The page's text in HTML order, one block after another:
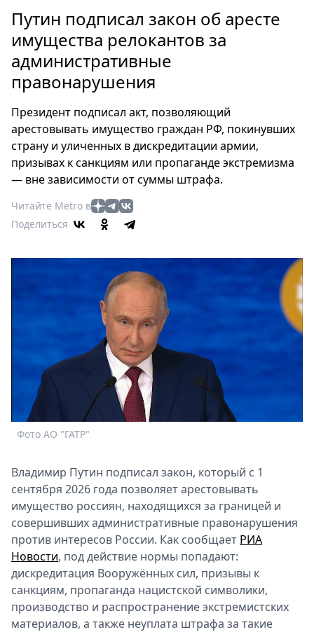
Россия
Мир
Здоровье
Еда
Туризм
Мода
Театр
Кино
Афиша
Книги
Выставки
Пресс-
релизы
Metro
Стримы
Спецпроекты
Звезды
Выборы
Скачай
Metro
Путин подписал закон об аресте
имущества релокантов за
административные
правонарушения
Президент подписал акт, позволяющий
арестовывать имущество граждан РФ, покинувших
страну и уличенных в дискредитации армии,
призывах к санкциям или пропаганде экстремизма
— вне зависимости от суммы штрафа.
Читайте Metro в
Поделиться
Фото АО "ГАТР"
Владимир Путин подписал закон, который с 1
сентября 2026 года позволяет арестовывать
имущество россиян, находящихся за границей и
совершивших административные правонарушения
против интересов России. Как сообщает РИА
Новости, под действие нормы попадают:
дискредитация Вооружённых сил, призывы к
санкциям, пропаганда нацистской символики,
производство и распространение экстремистских
материалов, а также неуплата штрафа за такие